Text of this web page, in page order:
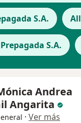
S.A.
S.A.
Andrea
Angarita
· Ver más